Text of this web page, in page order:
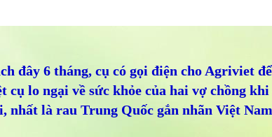
đây 6 tháng, cụ có gọi điện cho Agriviet
cụ lo ngại về sức khỏe của hai vợ chồng
nhất là rau Trung Quốc gắn nhãn Việt